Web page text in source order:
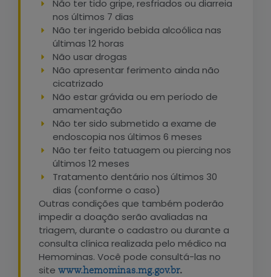
Não ter tido gripe, resfriados ou diarreia
nos últimos 7 dias
Não ter ingerido bebida alcoólica nas
últimas 12 horas
Não usar drogas
Não apresentar ferimento ainda não
cicatrizado
Não estar grávida ou em período de
amamentação
Não ter sido submetido a exame de
endoscopia nos últimos 6 meses
Não ter feito tatuagem ou piercing nos
últimos 12 meses
Tratamento dentário nos últimos 30
dias (conforme o caso)
Outras condições que também poderão
impedir a doação serão avaliadas na
triagem, durante o cadastro ou durante a
consulta clínica realizada pelo médico na
Hemominas. Você pode consultá-las no
site www.hemominas.mg.gov.br.